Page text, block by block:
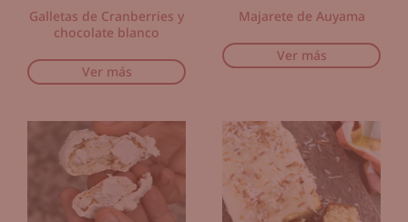
Galletas de Cranberries y
chocolate blanco
Ver más
Majarete de Auyama
Ver más